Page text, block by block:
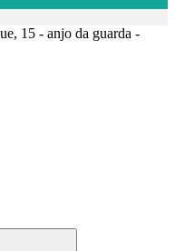
15 - anjo da guarda -